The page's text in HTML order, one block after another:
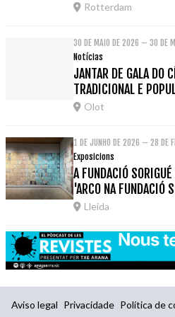
Rotterdam
30 DE MAIO DE 2026 – 30 DE
Notícias
JANTAR DE GALA DO
TRADICIONAL E
Olot
1 DE JUNHO DE 2026 – 28 DE
Exposicions
A FUNDACIÓ
'ARCO NA FUNDACIÓ
Lleida
Aviso legal Privacidade Política de